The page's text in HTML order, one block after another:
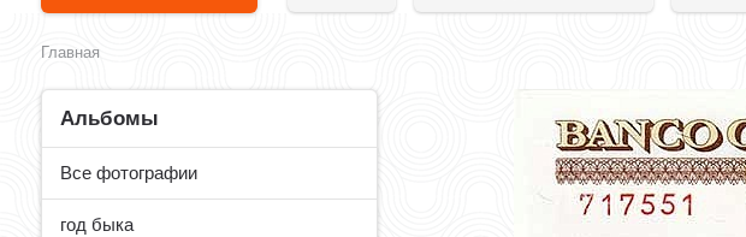
Главная
Альбомы
Все фотографии
год быка